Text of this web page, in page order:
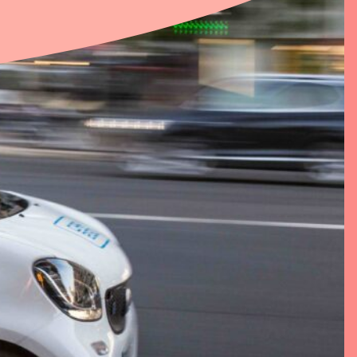
Eigen
documenten
Voorwaarden